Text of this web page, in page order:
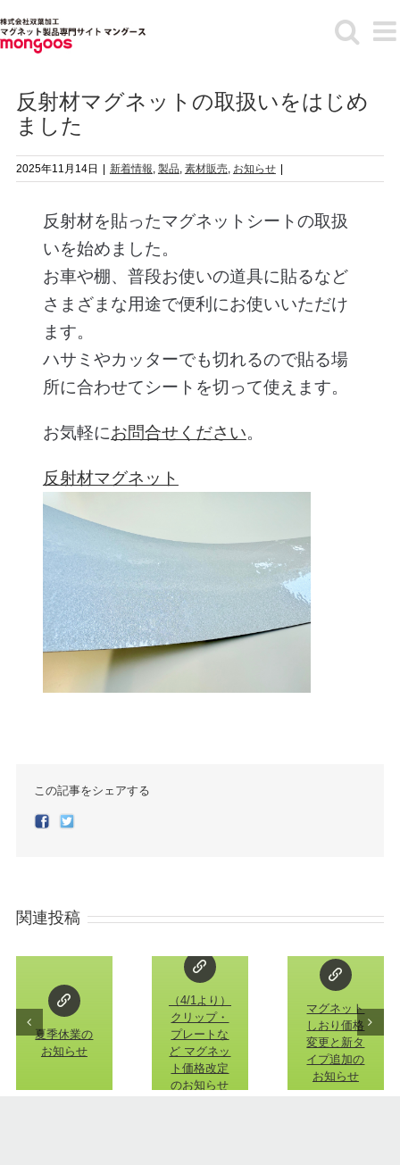
to
content
反射材マグネットの取扱いをはじめ
ました
2025年11月14日 新着情報, 製品, 素材販売, お知らせ
反射材を貼ったマグネットシートの取扱
いを始めました。
お車や棚、普段お使いの道具に貼るなど
さまざまな用途で便利にお使いいただけ
ます。
ハサミやカッターでも切れるので貼る場
所に合わせてシートを切って使えます。
お気軽にお問合せください。
反射材マグネット
この記事をシェアする
Facebook
Twitter
関連投稿
夏季休業の
お知らせ
（4/1より）
クリップ・
プレートな
ど マグネッ
ト価格改定
のお知らせ
マグネット
しおり価格
変更と新タ
イプ追加の
お知らせ